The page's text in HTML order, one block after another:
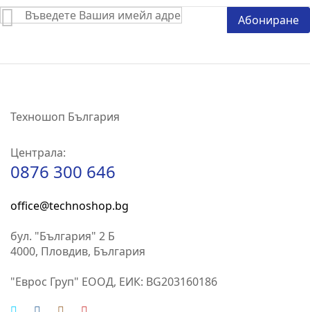
Абонирай
се
Абониране
Техношоп България
Централа:
0876 300 646
office@technoshop.bg
бул. "България" 2 Б
4000, Пловдив, България
"Еврос Груп" ЕООД, ЕИК: BG203160186